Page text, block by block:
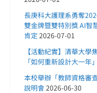
長庚科大護理系勇奪
雙金牌暨雙特別獎 AI智
肯定 2026-07-01
【活動紀實】清華大
「如何重新設計大一年」
本校舉辦「教師資格審
說明會2026-06-30